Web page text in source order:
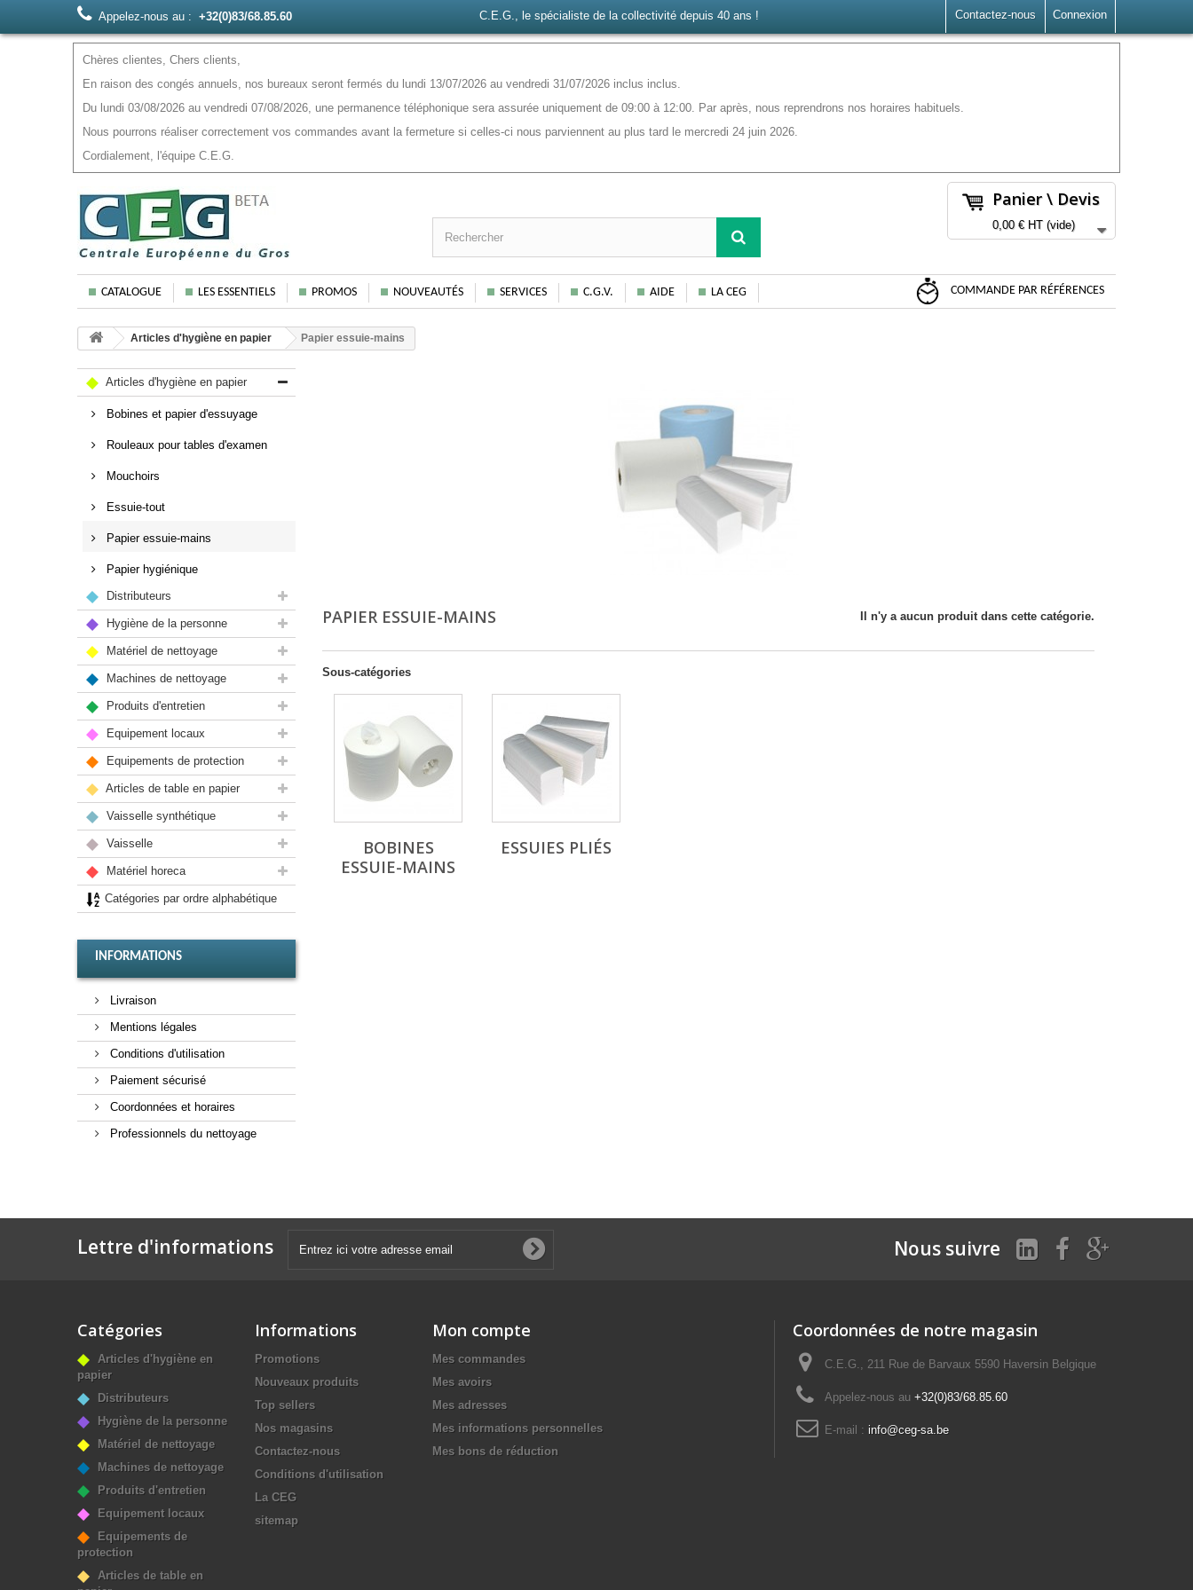
Connexion
Contactez-nous
Appelez-nous au : +32(0)83/68.85.60 C.E.G., le spécialiste de la collectivité depuis 40 ans !
Chères clientes, Chers clients,
En raison des congés annuels, nos bureaux seront fermés du lundi 13/07/2026 au vendredi 31/07/2026 inclus inclus.
Du lundi 03/08/2026 au vendredi 07/08/2026, une permanence téléphonique sera assurée uniquement de 09:00 à 12:00. Par après, nous reprendrons nos horaires habituels.
Nous pourrons réaliser correctement vos commandes avant la fermeture si celles-ci nous parviennent au plus tard le mercredi 24 juin 2026.
Cordialement, l'équipe C.E.G.
Panier \ Devis
0,00 €HT (vide)
CATALOGUE LES ESSENTIELS PROMOS NOUVEAUTÉS SERVICES C.G.V. AIDE LA CEG COMMANDE PAR RÉFÉRENCES
Articles d'hygiène en papier Papier essuie-mains
Articles d'hygiène en papier
Bobines et papier d'essuyage
Rouleaux pour tables d'examen
Mouchoirs
Essuie-tout
Papier essuie-mains
Papier hygiénique
Distributeurs
Hygiène de la personne
Matériel de nettoyage
Machines de nettoyage
Produits d'entretien
Equipement locaux
Equipements de protection
Articles de table en papier
Vaisselle synthétique
Vaisselle
Matériel horeca
Catégories par ordre alphabétique
INFORMATIONS
Livraison
Mentions légales
Conditions d'utilisation
Paiement sécurisé
Coordonnées et horaires
Professionnels du nettoyage
PAPIER ESSUIE-MAINS Il n'y a aucun produit dans cette catégorie.
Sous-catégories
BOBINES
ESSUIE-MAINS
ESSUIES PLIÉS
Lettre d'informations Nous suivre
Catégories
Articles d'hygiène en
papier
Distributeurs
Hygiène de la personne
Matériel de nettoyage
Machines de nettoyage
Produits d'entretien
Equipement locaux
Equipements de
protection
Articles de table en
Informations
Promotions
Nouveaux produits
Top sellers
Nos magasins
Contactez-nous
Conditions d'utilisation
La CEG
sitemap
Mon compte
Mes commandes
Mes avoirs
Mes adresses
Mes informations personnelles
Mes bons de réduction
Coordonnées de notre magasin
C.E.G., 211 Rue de Barvaux 5590 Haversin Belgique
Appelez-nous au +32(0)83/68.85.60
E-mail : info@ceg-sa.be